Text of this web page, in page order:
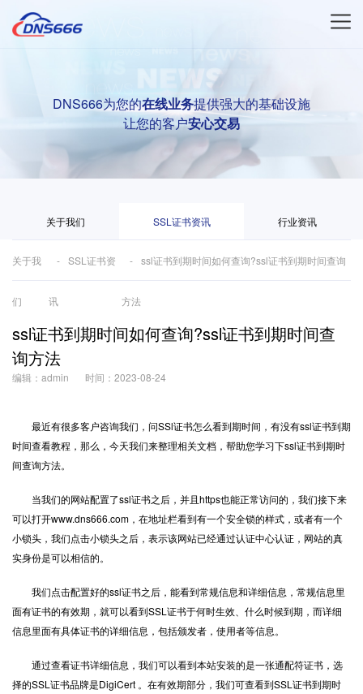
DNS666为您的在线业务提供强大的基础设施
让您的客户安心交易
关于我们 SSL证书资讯 行业资讯
关于我
们
SSL证书资
讯
ssl证书到期时间如何查询?ssl证书到期时间查询
方法
ssl证书到期时间如何查询?ssl证书到期时间查
询方法
编辑：admin 时间：2023-08-24
最近有很多客户咨询我们，问SSl证书怎么看到期时间，有没有ssl证书到期
时间查看教程，那么，今天我们来整理相关文档，帮助您学习下ssl证书到期时
间查询方法。
当我们的网站配置了ssl证书之后，并且https也能正常访问的，我们接下来
可以打开www.dns666.com，在地址栏看到有一个安全锁的样式，或者有一个
小锁头，我们点击小锁头之后，表示该网站已经通过认证中心认证，网站的真
实身份是可以相信的。
我们点击配置好的ssl证书之后，能看到常规信息和详细信息，常规信息里
面有证书的有效期，就可以看到SSL证书于何时生效、什么时候到期，而详细
信息里面有具体证书的详细信息，包括颁发者，使用者等信息。
通过查看证书详细信息，我们可以看到本站安装的是一张通配符证书，选
择的SSL证书品牌是DigiCert 。在有效期部分，我们可查看到SSL证书到期时